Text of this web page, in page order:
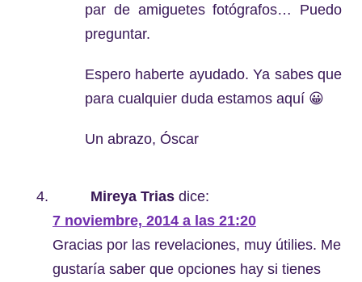
par de amiguetes fotógrafos… Puedo
preguntar.
Espero haberte ayudado. Ya sabes que
para cualquier duda estamos aquí 😀
Un abrazo, Óscar
Mireya Trias dice:
7 noviembre, 2014 a las 21:20
Gracias por las revelaciones, muy útilies. Me
gustaría saber que opciones hay si tienes